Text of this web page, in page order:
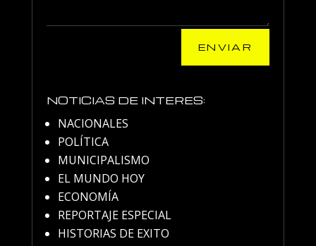
ENVIAR
NOTICIAS DE INTERES:
NACIONALES
POLÍTICA
MUNICIPALISMO
EL MUNDO HOY
ECONOMÍA
REPORTAJE ESPECIAL
HISTORIAS DE EXITO